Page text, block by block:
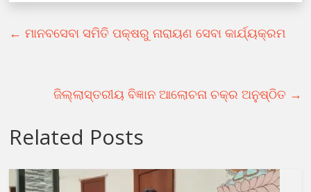
← ମାନବସେବା ସମିତି ପକ୍ଷରୁ ନାରାୟଣ ସେବା କାର୍ଯ୍ୟକ୍ରମ
ଜିଲ୍ଲାସ୍ତରୀୟ ବିଜ୍ଞାନ ଆଲୋଚନା ଚକ୍ର ଅନୁଷ୍ଠିତ →
Related Posts